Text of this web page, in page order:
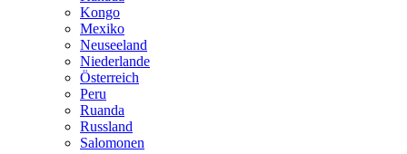
Kongo
Mexiko
Neuseeland
Niederlande
Österreich
Peru
Ruanda
Russland
Salomonen